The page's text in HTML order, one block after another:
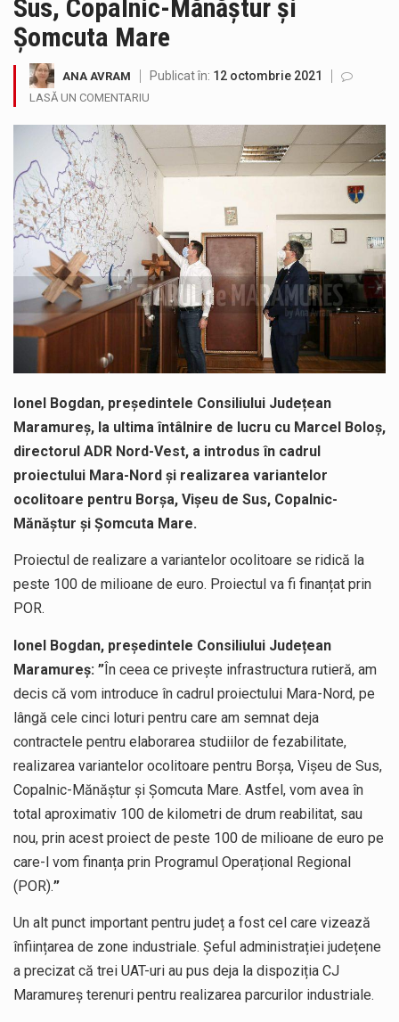
Proiectul de lege privind Strategia națională pentru conservarea biodiversității a fost din nou dezbătut ieri și în final adoptat de…
Noile statii de călători, achizitionate la preț de garsonieră per bucată, dezamăgesc total cetățenii care folosesc mijloacele de transport în…
Sus, Copalnic-Mănăștur și
Șomcuta Mare
ANA AVRAM Publicat în: 12 octombrie 2021
LASĂ UN COMENTARIU
Ionel Bogdan, președintele Consiliului Județean
Maramureș, la ultima întâlnire de lucru cu Marcel Boloș,
directorul ADR Nord-Vest, a introdus în cadrul
proiectului Mara-Nord și realizarea variantelor
ocolitoare pentru Borșa, Vișeu de Sus, Copalnic-
Mănăștur și Șomcuta Mare.
Proiectul de realizare a variantelor ocolitoare se ridică la
peste 100 de milioane de euro. Proiectul va fi finanțat prin
POR.
Ionel Bogdan, președintele Consiliului Județean
Maramureș: ”În ceea ce privește infrastructura rutieră, am
decis că vom introduce în cadrul proiectului Mara-Nord, pe
lângă cele cinci loturi pentru care am semnat deja
contractele pentru elaborarea studiilor de fezabilitate,
realizarea variantelor ocolitoare pentru Borșa, Vișeu de Sus,
Copalnic-Mănăștur și Șomcuta Mare. Astfel, vom avea în
total aproximativ 100 de kilometri de drum reabilitat, sau
nou, prin acest proiect de peste 100 de milioane de euro pe
care-l vom finanța prin Programul Operațional Regional
(POR).”
Un alt punct important pentru județ a fost cel care vizează
înființarea de zone industriale. Șeful administrației județene
a precizat că trei UAT-uri au pus deja la dispoziția CJ
Maramureș terenuri pentru realizarea parcurilor industriale.